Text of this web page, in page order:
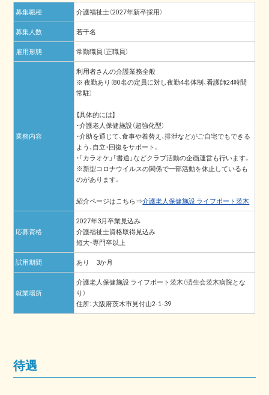
募集職種 介護福祉士（2027年新卒採用）
募集人数 若干名
雇用形態 常勤職員（正職員）
業務内容
利用者さんの介護業務全般
※ 夜勤あり（80名の定員に対し夜勤4名体制、看護師24時間
常駐）
【具体的には】
・介護老人保健施設（超強化型）
・介助を通じて、食事や着替え、排泄などがご自宅でもできる
よう、自立・回復をサポート。
・「カラオケ」「書道」などクラブ活動の企画運営も行います。
※新型コロナウイルスの関係で一部活動を休止しているも
のがあります。
紹介ページはこちら⇒介護老人保健施設 ライフポート茨木
応募資格
2027年3月卒業見込み
介護福祉士資格取得見込み
短大・専門卒以上
試用期間 あり 3か月
就業場所
介護老人保健施設 ライフポート茨木（済生会茨木病院とな
り）
住所：大阪府茨木市見付山2-1-39
待遇